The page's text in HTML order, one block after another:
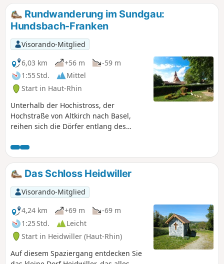
Rundwanderung im Sundgau:
Hundsbach-Franken
Visorando-Mitglied
6,03 km
+56 m
-59 m
1:55 Std.
Mittel
Start in Haut-Rhin
Unterhalb der Hochistross, der
Hochstraße von Altkirch nach Basel,
reihen sich die Dörfer entlang des
Getreidemühle von Hundsbach wurde
kürzlich wieder zum Leben erweckt,
sehr zur Freude von Künstlern und
Geschichtsliebhabern.
Das Schloss Heidwiller
Visorando-Mitglied
4,24 km
+69 m
-69 m
1:25 Std.
Leicht
Start in Heidwiller (Haut-Rhin)
Auf diesem Spaziergang entdecken Sie